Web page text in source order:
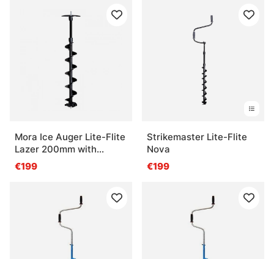
Mora Ice Auger Lite-Flite
Lazer 200mm with
Adapter
€199
Strikemaster Lite-Flite
Nova
€199